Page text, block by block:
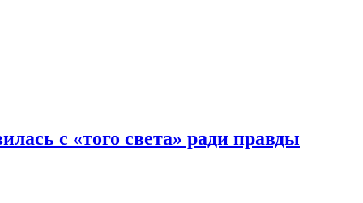
с «того света» ради правды